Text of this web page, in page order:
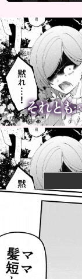
な…」
【画像】坂口